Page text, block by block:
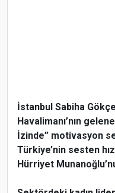
İstanbul Sabiha
Havalimanı’nın
İzinde” motivasyon
Türkiye’nin sesten
Hürriyet